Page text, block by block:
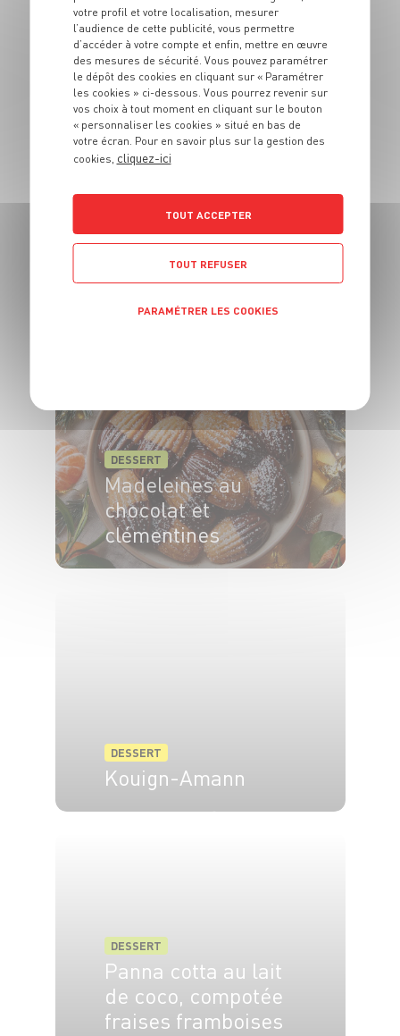
DESSERT
Muffin Araignée
6 pers. 20 min 20 min
Apfelstrudel
DESSERT
Madeleines au
chocolat et
clémentines
DESSERT
Kouign-Amann
DESSERT
Panna cotta au lait
de coco, compotée
fraises framboises
votre profil et votre localisation, mesurer
l’audience de cette publicité, vous permettre
d’accéder à votre compte et enfin, mettre en œuvre
des mesures de sécurité. Vous pouvez paramétrer
le dépôt des cookies en cliquant sur « Paramétrer
les cookies » ci-dessous. Vous pourrez revenir sur
vos choix à tout moment en cliquant sur le bouton
« personnaliser les cookies » situé en bas de
votre écran. Pour en savoir plus sur la gestion des
cookies, cliquez-ici
TOUT ACCEPTER
TOUT REFUSER
PARAMÉTRER LES COOKIES